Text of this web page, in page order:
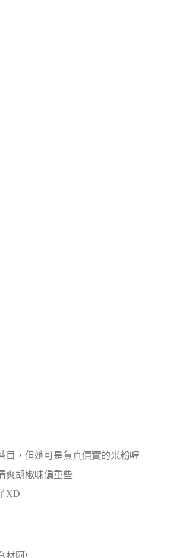
目，但她可是貨真價實的米粉喔
爽胡椒味偏重些
XD
材阿!